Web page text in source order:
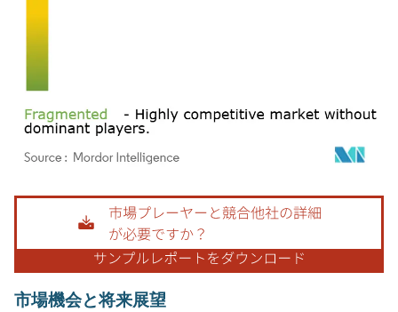
画像 © Mordor Intelligence。再利用にはCC BY 4.0の表示が必要です。
市場機会と将来展望